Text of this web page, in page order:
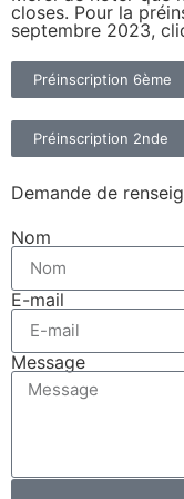
closes. Pour la
septembre 2023,
Préinscription 6ème
Préinscription 2nde
Demande de
Nom
E-mail
Message